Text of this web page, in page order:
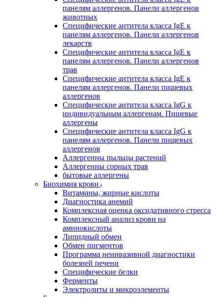
панелям аллергенов. Панели аллергенов
животных
Специфические антитела класса IgE к
панелям аллергенов. Панели аллергенов
лекарств
Специфические антитела класса IgE к
панелям аллергенов. Панели аллергенов
трав
Специфические антитела класса IgE к
панелям аллергенов. Панели пищевых
аллергенов
Специфические антитела класса IgG к
индивидуальным аллергенам. Пищевые
аллергены
Специфические антитела класса IgG к
панелям аллергенов. Панели пищевых
аллергенов
Аллергенны пыльцы растений
Аллергенны сорных трав
бытовые аллергены
Биохимия крови
Витамины, жирные кислоты
Диагностика анемий
Комплексная оценка оксидативного стресса
Комплексный анализ крови на
аминокислоты
Липидный обмен
Обмен пигментов
Программа неинвазивной диагностики
болезней печени
Специфические белки
Ферменты
Электролиты и микроэлементы